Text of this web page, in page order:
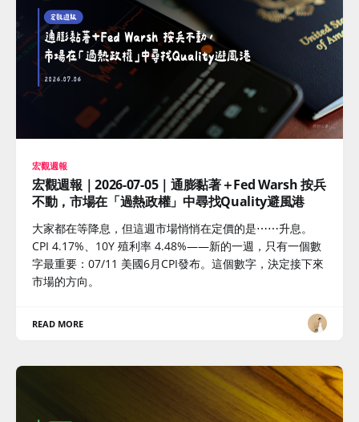
宏觀週報
宏觀週報｜2026-07-05｜通膨黏著＋Fed Warsh 按兵
不動，市場在「過熱政權」中尋找Quality避風港
大家都在等降息，但這週市場悄悄在定價的是⋯⋯升息。
CPI 4.17%、10Y 殖利率 4.48%——新的一週，只有一個數
字最重要：07/11 美國6月CPI發布。這個數字，決定接下來
市場的方向。
READ MORE